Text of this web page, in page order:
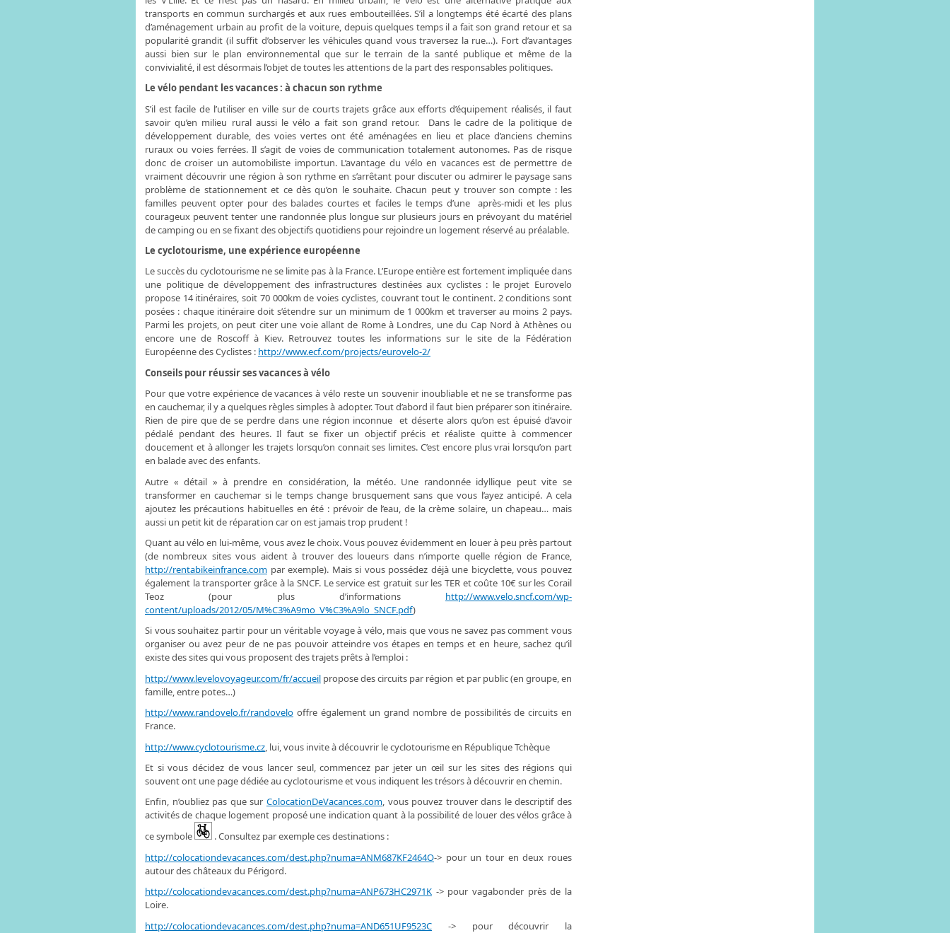
transports en commun surchargés et aux rues embouteillées. S’il a longtemps été écarté des plans
d’aménagement urbain au profit de la voiture, depuis quelques temps il a fait son grand retour et sa
popularité grandit (il suffit d’observer les véhicules quand vous traversez la rue…). Fort d’avantages
aussi bien sur le plan environnemental que sur le terrain de la santé publique et même de la
convivialité, il est désormais l’objet de toutes les attentions de la part des responsables politiques.
Le vélo pendant les vacances : à chacun son rythme
S’il est facile de l’utiliser en ville sur de courts trajets grâce aux efforts d’équipement réalisés, il faut
savoir qu’en milieu rural aussi le vélo a fait son grand retour. Dans le cadre de la politique de
développement durable, des voies vertes ont été aménagées en lieu et place d’anciens chemins
ruraux ou voies ferrées. Il s’agit de voies de communication totalement autonomes. Pas de risque
donc de croiser un automobiliste importun. L’avantage du vélo en vacances est de permettre de
vraiment découvrir une région à son rythme en s’arrêtant pour discuter ou admirer le paysage sans
problème de stationnement et ce dès qu’on le souhaite. Chacun peut y trouver son compte : les
familles peuvent opter pour des balades courtes et faciles le temps d’une après-midi et les plus
courageux peuvent tenter une randonnée plus longue sur plusieurs jours en prévoyant du matériel
de camping ou en se fixant des objectifs quotidiens pour rejoindre un logement réservé au préalable.
Le cyclotourisme, une expérience européenne
Le succès du cyclotourisme ne se limite pas à la France. L’Europe entière est fortement impliquée dans
une politique de développement des infrastructures destinées aux cyclistes : le projet Eurovelo
propose 14 itinéraires, soit 70 000km de voies cyclistes, couvrant tout le continent. 2 conditions sont
posées : chaque itinéraire doit s’étendre sur un minimum de 1 000km et traverser au moins 2 pays.
Parmi les projets, on peut citer une voie allant de Rome à Londres, une du Cap Nord à Athènes ou
encore une de Roscoff à Kiev. Retrouvez toutes les informations sur le site de la Fédération
Européenne des Cyclistes : http://www.ecf.com/projects/eurovelo-2/
Conseils pour réussir ses vacances à vélo
Pour que votre expérience de vacances à vélo reste un souvenir inoubliable et ne se transforme pas
en cauchemar, il y a quelques règles simples à adopter. Tout d’abord il faut bien préparer son itinéraire.
Rien de pire que de se perdre dans une région inconnue et déserte alors qu’on est épuisé d’avoir
pédalé pendant des heures. Il faut se fixer un objectif précis et réaliste quitte à commencer
doucement et à allonger les trajets lorsqu’on connait ses limites. C’est encore plus vrai lorsqu’on part
en balade avec des enfants.
Autre « détail » à prendre en considération, la météo. Une randonnée idyllique peut vite se
transformer en cauchemar si le temps change brusquement sans que vous l’ayez anticipé. A cela
ajoutez les précautions habituelles en été : prévoir de l’eau, de la crème solaire, un chapeau… mais
aussi un petit kit de réparation car on est jamais trop prudent !
Quant au vélo en lui-même, vous avez le choix. Vous pouvez évidemment en louer à peu près partout
(de nombreux sites vous aident à trouver des loueurs dans n’importe quelle région de France,
http://rentabikeinfrance.com par exemple). Mais si vous possédez déjà une bicyclette, vous pouvez
également la transporter grâce à la SNCF. Le service est gratuit sur les TER et coûte 10€ sur les Corail
Teoz (pour plus d’informations http://www.velo.sncf.com/wp-
content/uploads/2012/05/M%C3%A9mo_V%C3%A9lo_SNCF.pdf)
Si vous souhaitez partir pour un véritable voyage à vélo, mais que vous ne savez pas comment vous
organiser ou avez peur de ne pas pouvoir atteindre vos étapes en temps et en heure, sachez qu’il
existe des sites qui vous proposent des trajets prêts à l’emploi :
http://www.levelovoyageur.com/fr/accueil propose des circuits par région et par public (en groupe, en
famille, entre potes…)
http://www.randovelo.fr/randovelo offre également un grand nombre de possibilités de circuits en
France.
http://www.cyclotourisme.cz , lui, vous invite à découvrir le cyclotourisme en République Tchèque
Et si vous décidez de vous lancer seul, commencez par jeter un œil sur les sites des régions qui
souvent ont une page dédiée au cyclotourisme et vous indiquent les trésors à découvrir en chemin.
Enfin, n’oubliez pas que sur ColocationDeVacances.com, vous pouvez trouver dans le descriptif des
activités de chaque logement proposé une indication quant à la possibilité de louer des vélos grâce à
ce symbole
. Consultez par exemple ces destinations :
http://colocationdevacances.com/dest.php?numa=ANM687KF2464O-> pour un tour en deux roues
autour des châteaux du Périgord.
http://colocationdevacances.com/dest.php?numa=ANP673HC2971K -> pour vagabonder près de la
Loire.
http://colocationdevacances.com/dest.php?numa=AND651UF9523C -> pour découvrir la